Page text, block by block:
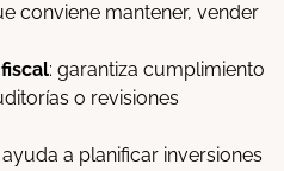
conviene mantener, vender
: garantiza cumplimiento
o revisiones
ayuda a planificar inversiones